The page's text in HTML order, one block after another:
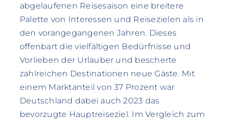
abgelaufenen Reisesaison eine breitere
Palette von Interessen und Reisezielen als in
den vorangegangenen Jahren. Dieses
offenbart die vielfältigen Bedürfnisse und
Vorlieben der Urlauber und bescherte
zahlreichen Destinationen neue Gäste. Mit
einem Marktanteil von 37 Prozent war
Deutschland dabei auch 2023 das
bevorzugte Hauptreiseziel. Im Vergleich zum